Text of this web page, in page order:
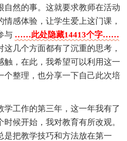
自然的事。这就要求教师在活动
感体验，让学生爱上这门课，
与 ……此处隐藏14413个字……
几个方面都有了沉重的思考，
触，在此，我希望可以利用这一
个整理，也分享一下自己此次培
学工作的第三年，这一年我有了
候开始，我对教育有所改观。
是把教学技巧和方法放在第一